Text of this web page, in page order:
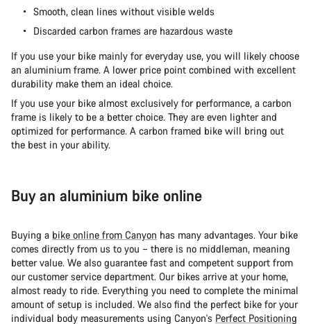
Smooth, clean lines without visible welds
Discarded carbon frames are hazardous waste
If you use your bike mainly for everyday use, you will likely choose
an aluminium frame. A lower price point combined with excellent
durability make them an ideal choice.
If you use your bike almost exclusively for performance, a carbon
frame is likely to be a better choice. They are even lighter and
optimized for performance. A carbon framed bike will bring out
the best in your ability.
Buy an aluminium bike online
Buying a bike online from Canyon has many advantages. Your bike
comes directly from us to you – there is no middleman, meaning
better value. We also guarantee fast and competent support from
our customer service department. Our bikes arrive at your home,
almost ready to ride. Everything you need to complete the minimal
amount of setup is included. We also find the perfect bike for your
individual body measurements using Canyon's Perfect Positioning